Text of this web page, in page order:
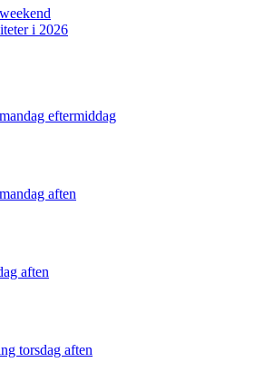
i 2026
eftermiddag
aften
aften
torsdag aften